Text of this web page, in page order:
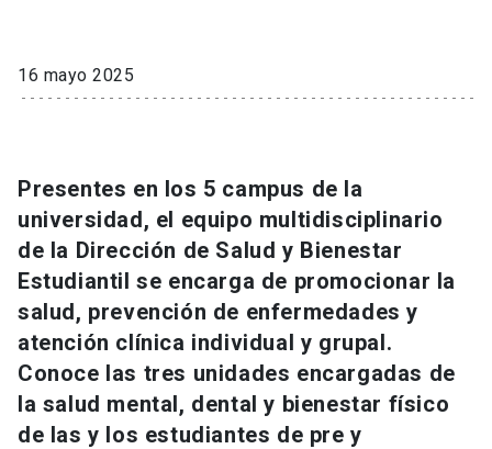
Extensión
Universidad
Información para keyboard_arrow_down
Futuros estudiantes
Estudiantes
Académicos
Go to english site launch
ACCESOS DIRECTOS
Admisión launch
16 mayo 2025
Presentes en los 5 campus de la
universidad, el equipo multidisciplinario
de la Dirección de Salud y Bienestar
Estudiantil se encarga de promocionar la
salud, prevención de enfermedades y
atención clínica individual y grupal.
Conoce las tres unidades encargadas de
la salud mental, dental y bienestar físico
de las y los estudiantes de pre y